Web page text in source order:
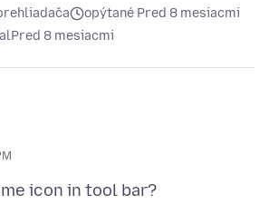
opýtané Pred 8 mesiacmi
Pred 8 mesiacmi